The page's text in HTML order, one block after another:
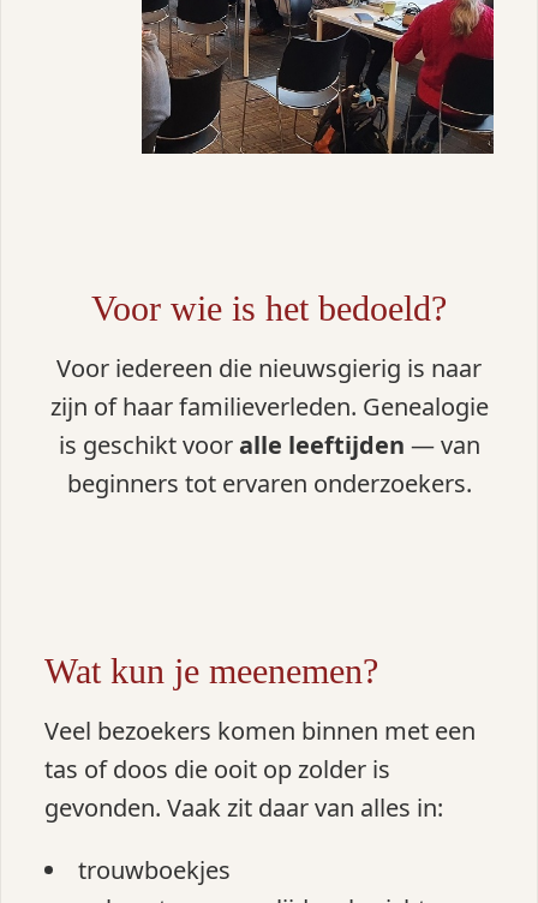
Voor wie is het bedoeld?
Voor iedereen die nieuwsgierig is naar
zijn of haar familieverleden. Genealogie
is geschikt vooralle leeftijden — van
beginners tot ervaren onderzoekers.
Wat kun je meenemen?
Veel bezoekers komen binnen met een
tas of doos die ooit op zolder is
gevonden. Vaak zit daar van alles in:
trouwboekjes